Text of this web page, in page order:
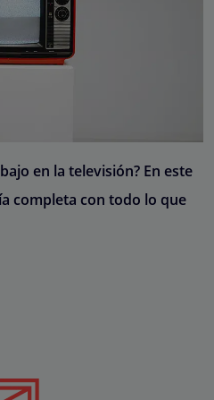
en la televisión? En este
completa con todo lo que